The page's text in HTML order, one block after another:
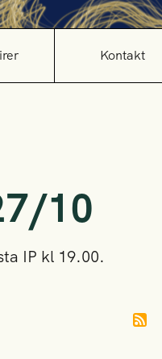
Kontakt
10
IP kl 19.00.